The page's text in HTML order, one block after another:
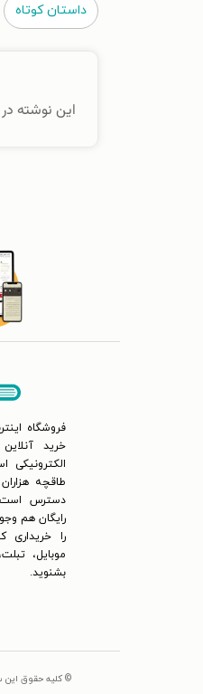
داستان کوتاه
این نوشته در شمارهٔ ۷ و ۸ مجلهٔ عین (بهار و
فروشگاه
خرید
الکترونیکی
طاقچه
دسترس
رایگان هم
را خریداری
موبایل،
بشنوید.
© کلیه حقوق این